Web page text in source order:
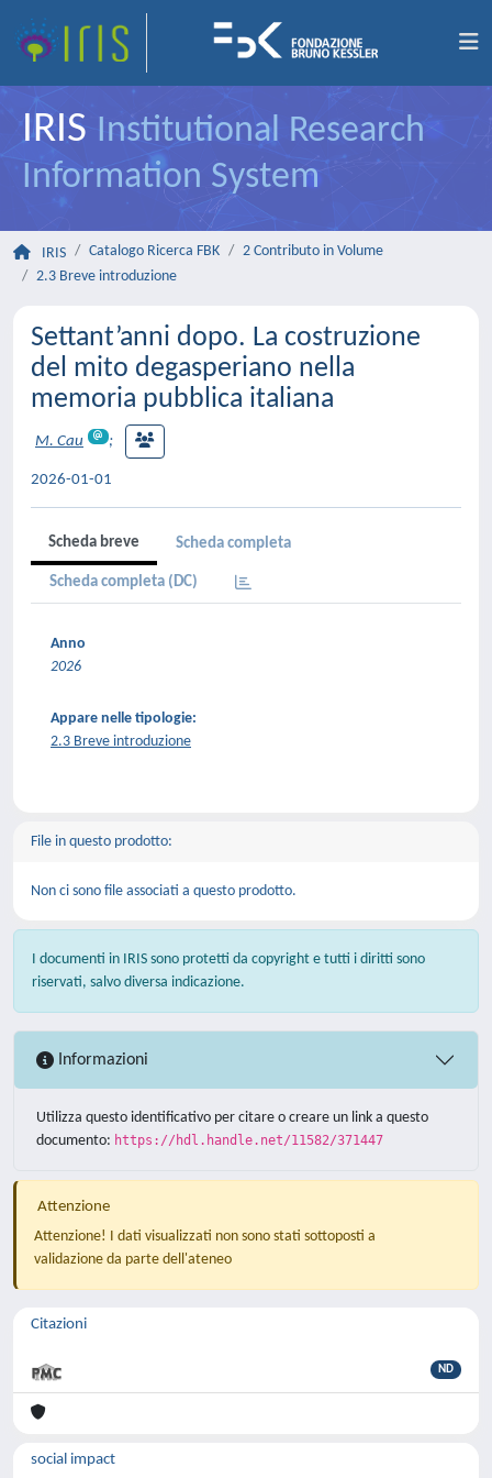
IRIS Institutional Research
Information System
IRIS Catalogo Ricerca FBK
2 Contributo in Volume
2.3 Breve introduzione
Settant’anni dopo. La costruzione
del mito degasperiano nella
memoria pubblica italiana
M. Cau ;
2026-01-01
Scheda breve Scheda completa
Scheda completa (DC)
Anno
2026
Appare nelle tipologie:
2.3 Breve introduzione
File in questo prodotto:
Non ci sono file associati a questo prodotto.
I documenti in IRIS sono protetti da copyright e tutti i diritti sono
riservati, salvo diversa indicazione.
Informazioni
Utilizza questo identificativo per citare o creare un link a questo
documento: https://hdl.handle.net/11582/371447
Attenzione
Attenzione! I dati visualizzati non sono stati sottoposti a
validazione da parte dell'ateneo
Citazioni
ND
social impact